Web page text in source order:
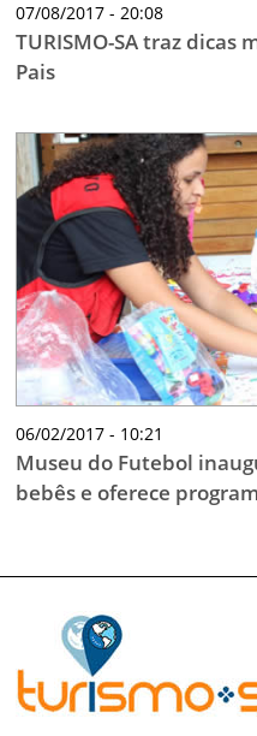
07/08/2017 - 20:08
TURISMO-SA traz dicas
Pais
06/02/2017 - 10:21
Museu do Futebol
bebês e oferece